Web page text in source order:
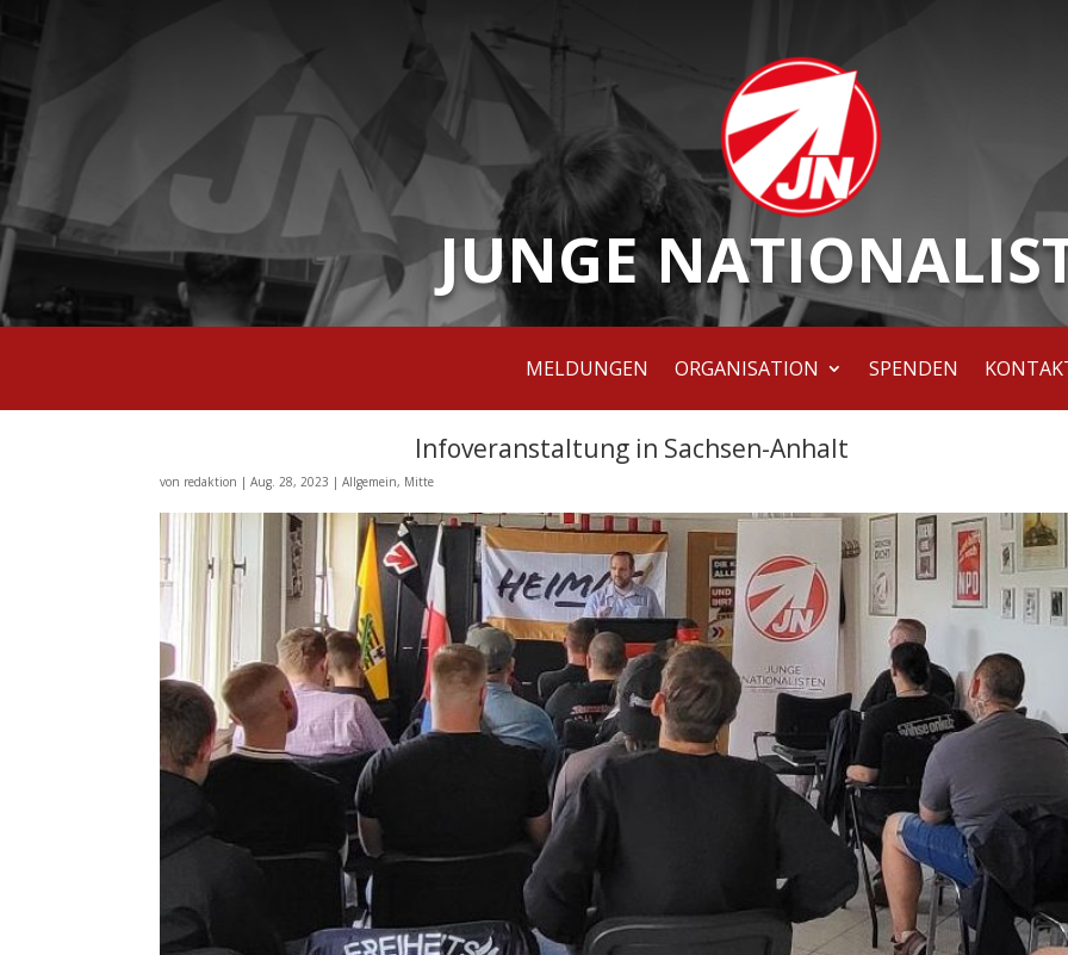
JUNGE
MELDUNGEN ORGANISATION SPENDEN
Infoveranstaltung in Sachsen-Anhalt
von redaktion |Aug. 28, 2023 |Allgemein, Mitte